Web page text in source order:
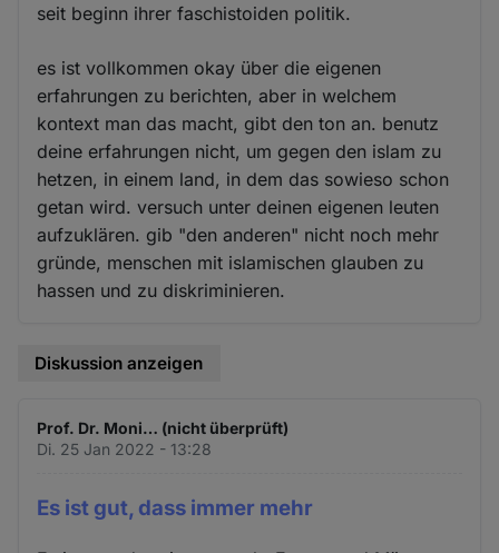
seit beginn ihrer faschistoiden politik.
es ist vollkommen okay über die eigenen
erfahrungen zu berichten, aber in welchem
kontext man das macht, gibt den ton an. benutz
deine erfahrungen nicht, um gegen den islam zu
hetzen, in einem land, in dem das sowieso schon
getan wird. versuch unter deinen eigenen leuten
aufzuklären. gib "den anderen" nicht noch mehr
gründe, menschen mit islamischen glauben zu
hassen und zu diskriminieren.
Diskussion anzeigen
Prof. Dr. Moni… (nicht überprüft)
Di. 25 Jan 2022 - 13:28
Es ist gut, dass immer mehr